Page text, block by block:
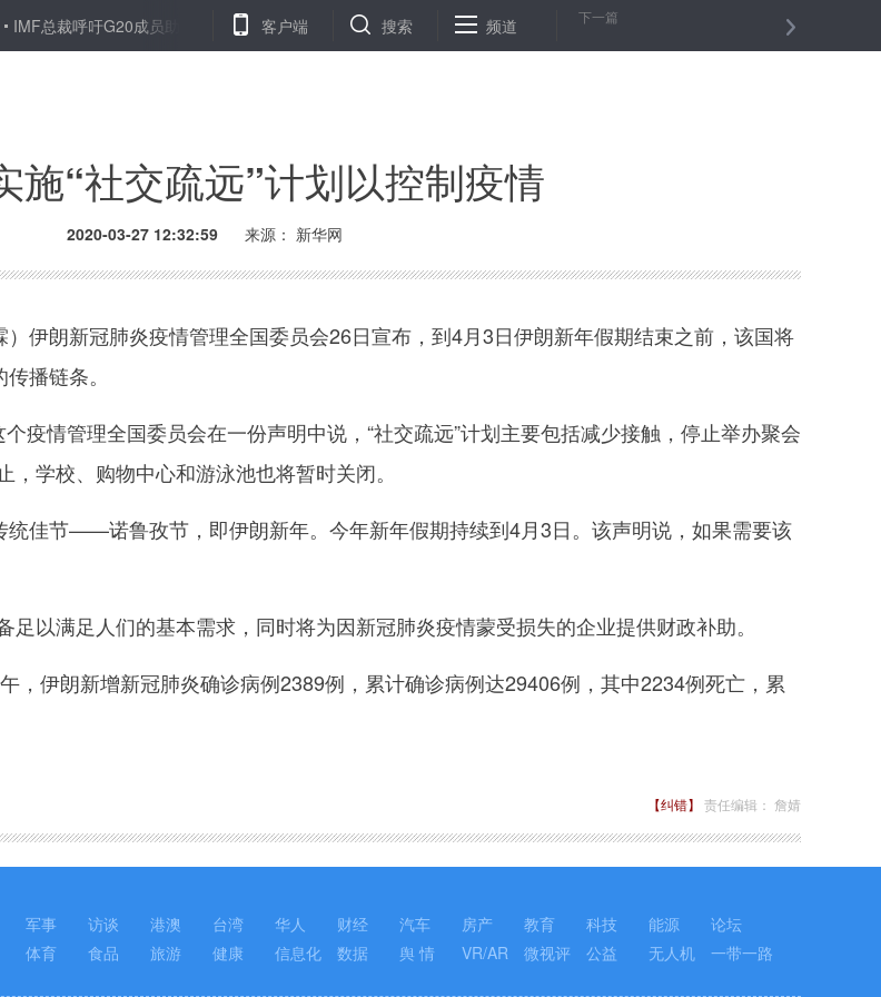
IMF总裁呼吁G20成员助其提升紧急融资能力 驻村第一书记勇当战“疫” 战“贫”领头羊 15部门：合理控制河湖砂开采 提
客户端 搜索 频道 下一篇
施“社交疏远”计划以控制疫情
2020-03-27 12:32:59 来源： 新华网
朗新冠肺炎疫情管理全国委员会26日宣布，到4月3日伊朗新年假期结束之前，该国将
播链条。
情管理全国委员会在一份声明中说，“社交疏远”计划主要包括减少接触，停止举办聚会
学校、购物中心和游泳池也将暂时关闭。
佳节——诺鲁孜节，即伊朗新年。今年新年假期持续到4月3日。该声明说，如果需要该
以满足人们的基本需求，同时将为因新冠肺炎疫情蒙受损失的企业提供财政补助。
伊朗新增新冠肺炎确诊病例2389例，累计确诊病例达29406例，其中2234例死亡，累
【纠错】 责任编辑： 詹婧
军事 访谈 港澳 台湾 华人 财经 汽车 房产 教育 科技 能源
论坛
体育 食品 旅游 健康 信息化 数据 舆 情 VR/AR 微视评 公益 无人机 一带一路